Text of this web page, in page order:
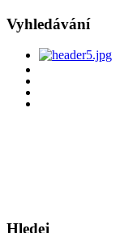
Vyhledávání
Hledej